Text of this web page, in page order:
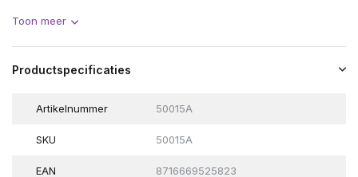
Toon meer
Productspecificaties
Artikelnummer 50015A
SKU 50015A
EAN 8716669525823